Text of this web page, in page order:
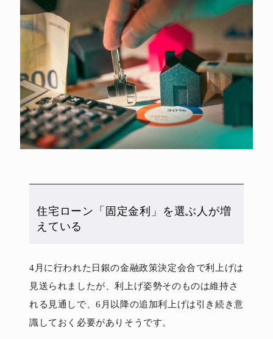
住宅ローン「固定金利」を選ぶ人が増
えている
4月に行われた日銀の金融政策決定会合で利上げは
見送られましたが、利上げ姿勢そのものは維持さ
れる見通しで、6月以降の追加利上げは引き続き意
識しておく必要がありそうです。